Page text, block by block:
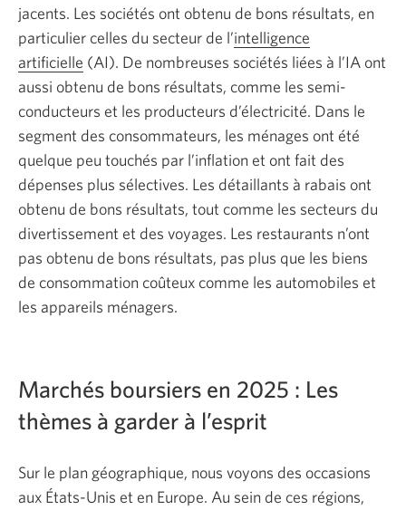
jacents. Les sociétés ont obtenu de bons résultats, en
particulier celles du secteur de l’intelligence
artificielle (AI). De nombreuses sociétés liées à l’IA ont
aussi obtenu de bons résultats, comme les semi-
conducteurs et les producteurs d’électricité. Dans le
segment des consommateurs, les ménages ont été
quelque peu touchés par l’inflation et ont fait des
dépenses plus sélectives. Les détaillants à rabais ont
obtenu de bons résultats, tout comme les secteurs du
divertissement et des voyages. Les restaurants n’ont
pas obtenu de bons résultats, pas plus que les biens
de consommation coûteux comme les automobiles et
les appareils ménagers.
Marchés boursiers en 2025 : Les
thèmes à garder à l’esprit
Sur le plan géographique, nous voyons des occasions
aux États-Unis et en Europe. Au sein de ces régions,